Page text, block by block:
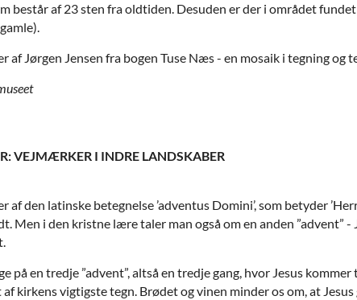
består af 23 sten fra oldtiden. Desuden er der i området
af Jørgen Jensen fra bogen Tuse Næs - en mosaik i tegning og
VEJMÆRKER I INDRE LANDSKABER
af den latinske betegnelse ’adventus Domini’, som betyder
Men i den kristne lære taler man også om en anden ”advent”
på en tredje ”advent”, altså en tredje gang, hvor Jesus
kirkens vigtigste tegn. Brødet og vinen minder os om, at